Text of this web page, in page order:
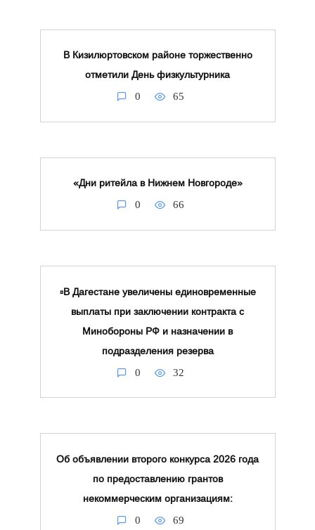
В Кизилюртовском районе торжественно
отметили День физкультурника
0 65
«Дни ритейла в Нижнем Новгороде»
0 66
▫️В Дагестане увеличены единовременные
выплаты при заключении контракта с
Минобороны РФ и назначении в
подразделения резерва
0 32
Об объявлении второго конкурса 2026 года
по предоставлению грантов
некоммерческим организациям:
0 69